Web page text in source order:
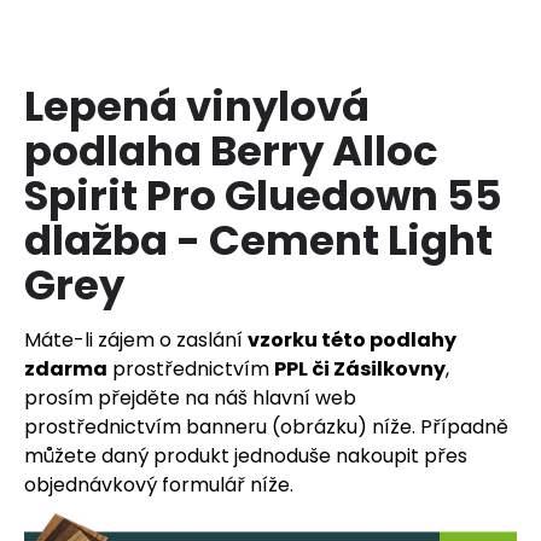
Lepená vinylová
podlaha Berry Alloc
Spirit Pro Gluedown 55
dlažba - Cement Light
Grey
Máte-li zájem o zaslánívzorku této podlahy
zdarma prostřednictvím PPL či Zásilkovny,
prosím přejděte na náš hlavní web
prostřednictvím banneru (obrázku) níže. Případně
můžete daný produkt jednoduše nakoupit přes
objednávkový formulář níže.
í
t
?
D
o
p
o
r